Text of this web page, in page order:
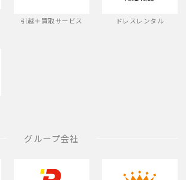
引越＋買取サービス ドレスレンタル
グループ会社